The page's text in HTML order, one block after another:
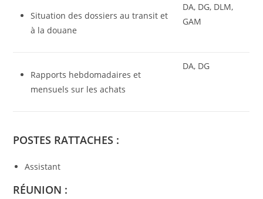
Situation des dossiers au transit et
à la douane
DA, DG, DLM,
GAM
Rapports hebdomadaires et
mensuels sur les achats
DA, DG
POSTES RATTACHES :
Assistant
RÉUNION :